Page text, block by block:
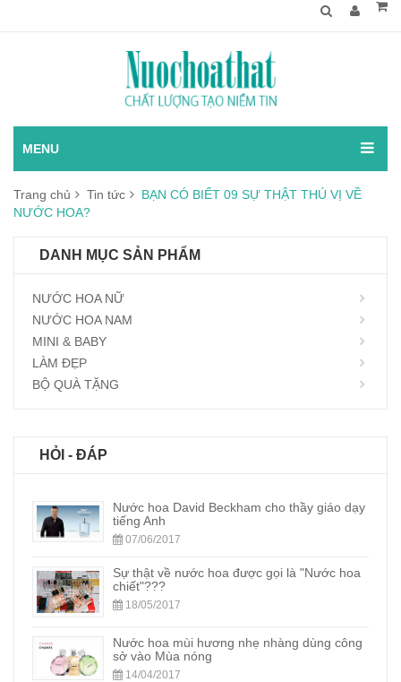
MENU
Trang chủ Tin tức
BẠN CÓ BIẾT 09 SỰ THẬT THÚ VỊ VỀ
NƯỚC HOA?
DANH MỤC SẢN PHẨM
NƯỚC HOA NỮ
NƯỚC HOA NAM
MINI & BABY
LÀM ĐẸP
BỘ QUÀ TẶNG
HỎI - ĐÁP
Nước hoa David Beckham cho thầy giáo dạy
tiếng Anh
07/06/2017
Sự thật về nước hoa được gọi là "Nước hoa
chiết"???
18/05/2017
Nước hoa mùi hương nhẹ nhàng dùng công
sở vào Mùa nóng
14/04/2017